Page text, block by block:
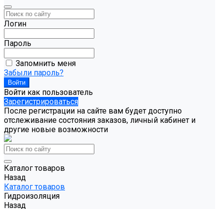
Логин
Пароль
Запомнить меня
Забыли пароль?
Войти как пользователь
Зарегистрироваться
После регистрации на сайте вам будет доступно
отслеживание состояния заказов, личный кабинет и
другие новые возможности
Каталог товаров
Назад
Каталог товаров
Гидроизоляция
Назад